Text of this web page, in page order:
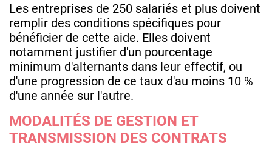
Les entreprises de 250 salariés et plus doivent
remplir des conditions spécifiques pour
bénéficier de cette aide. Elles doivent
notamment justifier d'un pourcentage
minimum d'alternants dans leur effectif, ou
d'une progression de ce taux d'au moins 10 %
d'une année sur l'autre.
MODALITÉS DE GESTION ET
TRANSMISSION DES CONTRATS